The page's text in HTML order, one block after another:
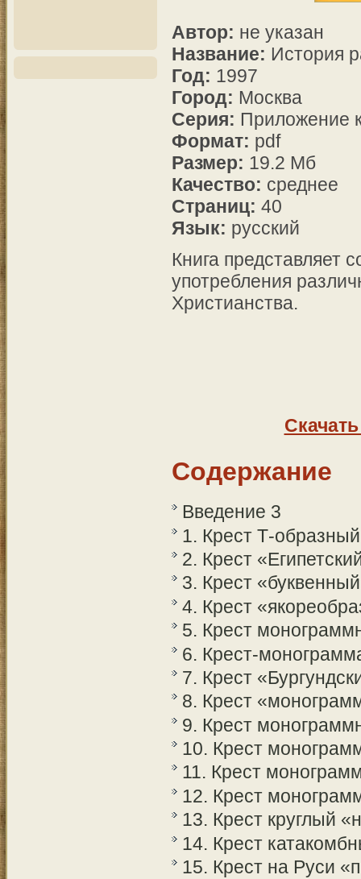
Автор: не указан
Название: История
Год: 1997
Город: Москва
Серия: Приложение
Формат: pdf
Размер: 19.2 Мб
Качество: среднее
Страниц: 40
Язык: русский
Книга представляет
употребления
Христианства.
Содержание
Введение 3
1. Крест Т-
2. Крест
3. Крест
4. Крест
5. Крест
6. Крест-
7. Крест
8. Крест
9. Крест
10. Крест
11. Крест
12. Крест
13. Крест круглый
14. Крест
15. Крест на Руси